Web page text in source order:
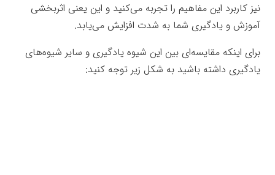
نیز کاربرد این مفاهیم را تجربه می‌کنید و این یعنی اثربخشی
آموزش و یادگیری شما به شدت افزایش می‌یابد.
برای اینکه مقایسه‌ای بین این شیوه یادگیری و سایر شیوه‌های
یادگیری داشته باشید به شکل زیر توجه کنید: